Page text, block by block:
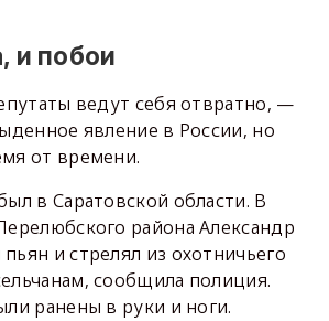
и побои
ведут себя отвратно, —
явление в России, но
от времени.
в Саратовской области. В
района Александр
и стрелял из охотничьего
сообщила полиция.
ранены в руки и ноги.